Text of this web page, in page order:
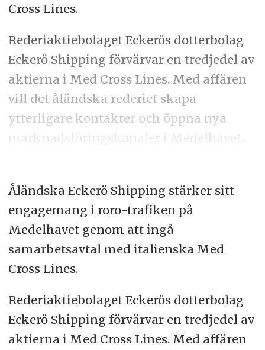
Cross Lines.
Rederiaktiebolaget Eckerös dotterbolag
Eckerö Shipping förvärvar en tredjedel av
aktierna i Med Cross Lines. Med affären
vill det åländska rederiet skapa
ytterligare kontakter och öppna nya
marknadsföringskanaler i Medelhavet.
Åländska Eckerö Shipping stärker sitt
engagemang i roro-trafiken på
Medelhavet genom att ingå
samarbetsavtal med italienska Med
Cross Lines.
Rederiaktiebolaget Eckerös dotterbolag
Eckerö Shipping förvärvar en tredjedel av
aktierna i Med Cross Lines. Med affären